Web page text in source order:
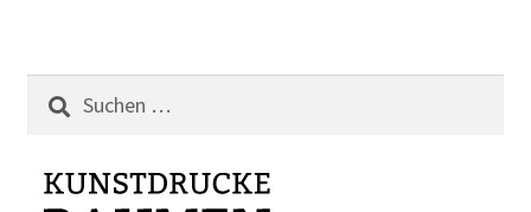
Suchen
nach: